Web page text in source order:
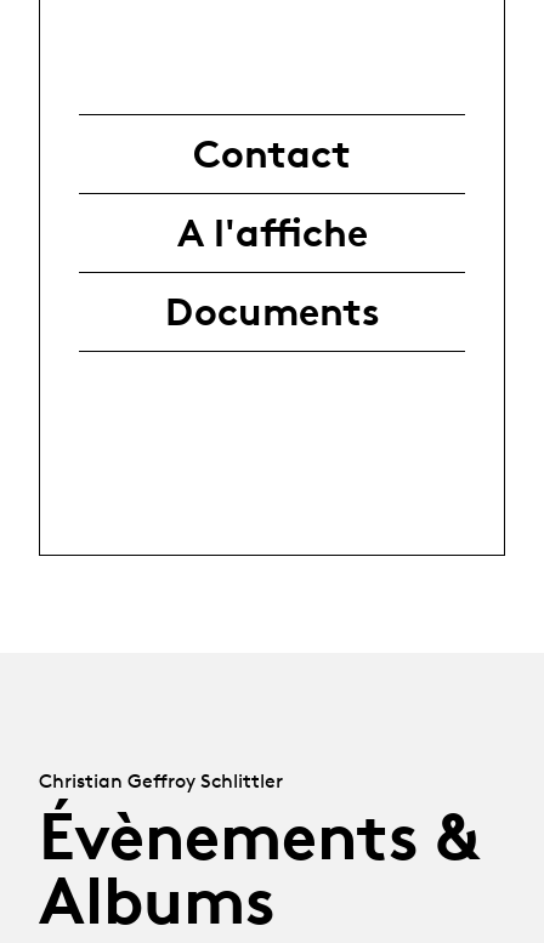
Contact
A l'affiche
Documents
Christian Geffroy Schlittler
Évènements &
Albums